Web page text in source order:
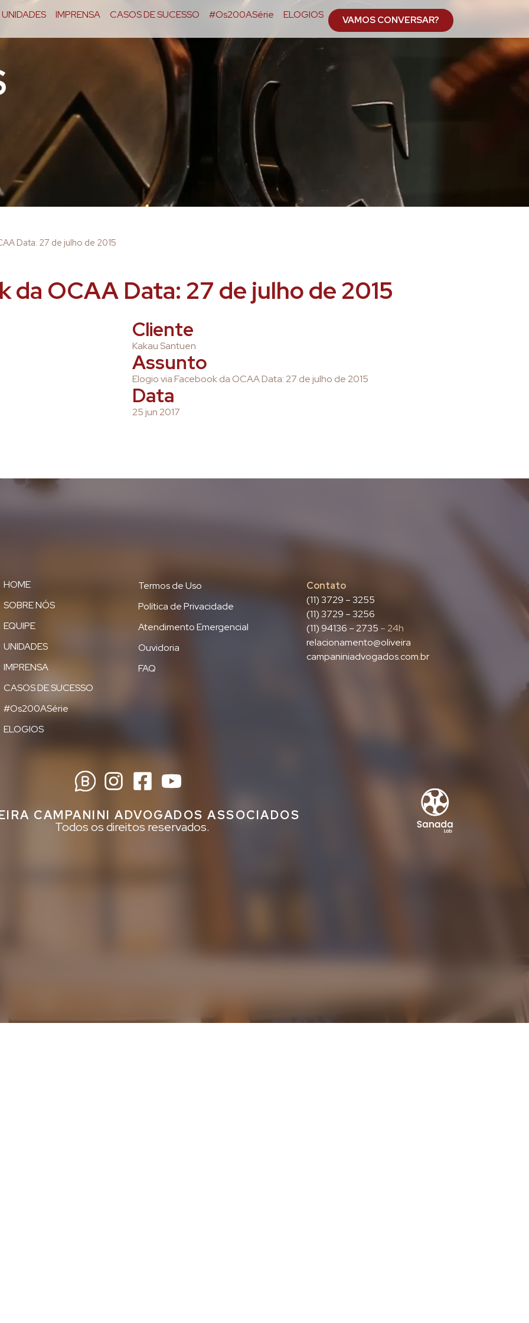
UNIDADES IMPRENSA CASOS DE SUCESSO #Os200ASérie ELOGIOS VAMOS CONVERSAR?
Data: 27 de julho de 2015
da OCAA Data: 27 de julho de 2015
Cliente
Kakau Santuen
Assunto
Elogio via Facebook da OCAA Data: 27 de julho de 2015
Data
25 jun 2017
HOME
SOBRE NÓS
EQUIPE
UNIDADES
IMPRENSA
CASOS DE SUCESSO
#Os200ASérie
ELOGIOS
Termos de Uso
Política de Privacidade
Atendimento Emergencial
Ouvidoria
FAQ
Contato
(11) 3729 – 3255
(11) 3729 – 3256
(11) 94136 – 2735 – 24h
relacionamento@oliveira
campaniniadvogados.com.br
CAMPANINI ADVOGADOS ASSOCIADOS
Todos os direitos reservados.